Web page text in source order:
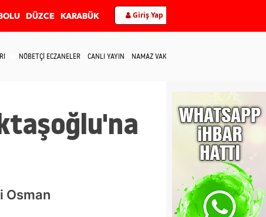
DÜZCE KARABÜK Giriş Yap
NÖBETÇİ ECZANELER CANLI YAYIN NAMAZ VAKİTLERİ
Osman